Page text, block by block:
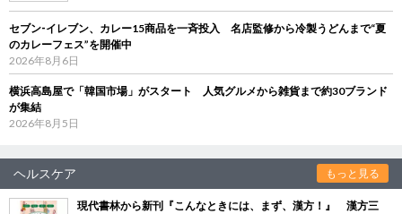
セブン‐イレブン、カレー15商品を一斉投入 名店監修から冷製うどんまで“夏
のカレーフェス”を開催中
2026年8月6日
横浜高島屋で「韓国市場」がスタート 人気グルメから雑貨まで約30ブランド
が集結
2026年8月5日
ヘルスケア もっと見る
現代書林から新刊『こんなときには、まず、漢方！』 漢方三